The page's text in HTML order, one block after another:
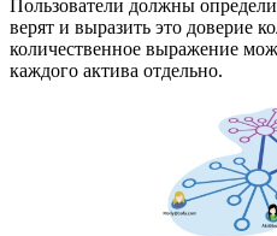
Пользователи должны
верят и выразить это доверие
количественное выражение
каждого актива отдельно.